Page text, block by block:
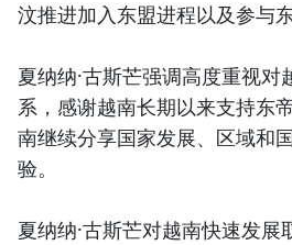
汶推进加入东盟进程以及参与
夏纳纳·古斯芒强调高度重视对
系，感谢越南长期以来支持东
南继续分享国家发展、区域和
验。
夏纳纳·古斯芒对越南快速发展